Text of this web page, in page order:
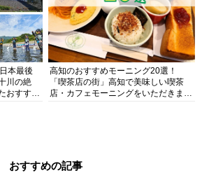
本最後
川の絶
おすすめ
高知のおすすめモーニング20選！
「喫茶店の街」高知で美味しい喫茶
店・カフェモーニングをいただきま
おすすめの記事